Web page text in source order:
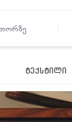
ტექსტილი